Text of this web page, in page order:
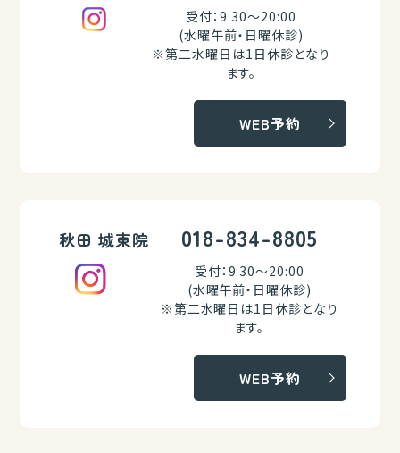
受付：9:30～20:00
(水曜午前・日曜休診)
※第二水曜日は1日休診となり
ます。
WEB予約
秋田 城東院 018-834-8805
受付：9:30～20:00
(水曜午前・日曜休診)
※第二水曜日は1日休診となり
ます。
WEB予約